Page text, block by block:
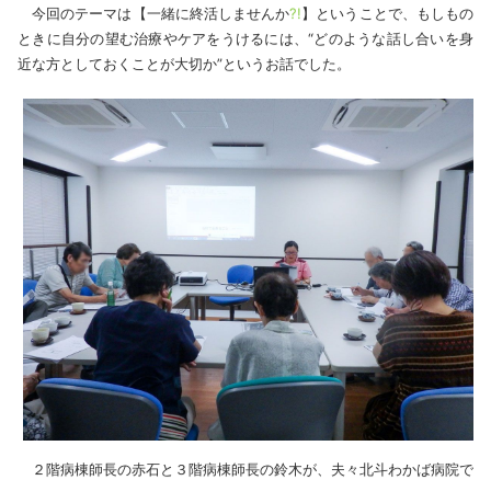
今回のテーマは【一緒に終活しませんか?!】ということで、もしもの
ときに自分の望む治療やケアをうけるには、“どのような話し合いを身
近な方としておくことが大切か”というお話でした。
２階病棟師長の赤石と３階病棟師長の鈴木が、夫々北斗わかば病院で